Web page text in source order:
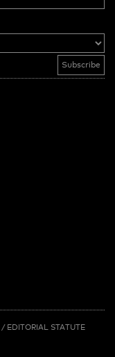
(PDF)
/ EDITORIAL STATUTE(PDF)